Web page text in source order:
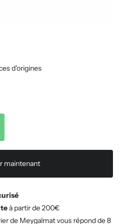
d'origines
maintenant
à partir de 200€
de Meygalmat vous répond de 8